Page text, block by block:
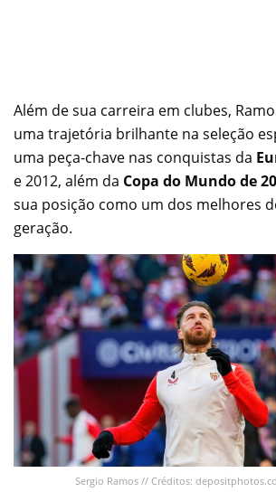
Além de sua carreira em clubes,
uma trajetória brilhante na seleção
uma peça-chave nas conquistas da
e 2012, além da Copa do Mundo de
sua posição como um dos melhores
geração.
Sergio Ramos // Créditos: